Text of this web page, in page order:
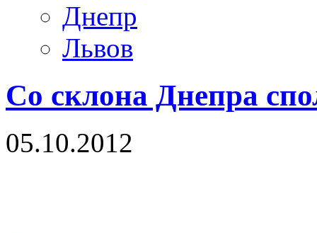
Днепр
Львов
Со склона Днепра
05.10.2012